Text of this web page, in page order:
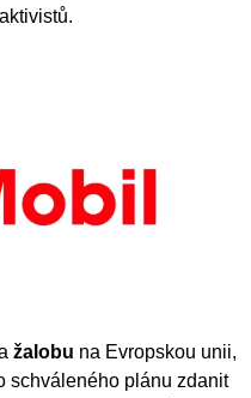
žalobu na Evropskou unii,
schváleného plánu zdanit